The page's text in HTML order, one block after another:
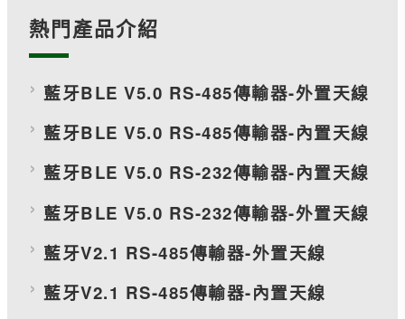
熱門產品介紹
藍牙BLE V5.0 RS-485傳輸器-外置天線
藍牙BLE V5.0 RS-485傳輸器-內置天線
藍牙BLE V5.0 RS-232傳輸器-內置天線
藍牙BLE V5.0 RS-232傳輸器-外置天線
藍牙V2.1 RS-485傳輸器-外置天線
藍牙V2.1 RS-485傳輸器-內置天線